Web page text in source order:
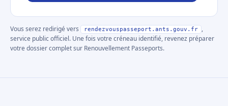
Vous serez redirigé vers rendezvouspasseport.ants.gouv.fr
,
service public officiel. Une fois votre créneau identifié, revenez préparer
votre dossier complet sur Renouvellement Passeports.